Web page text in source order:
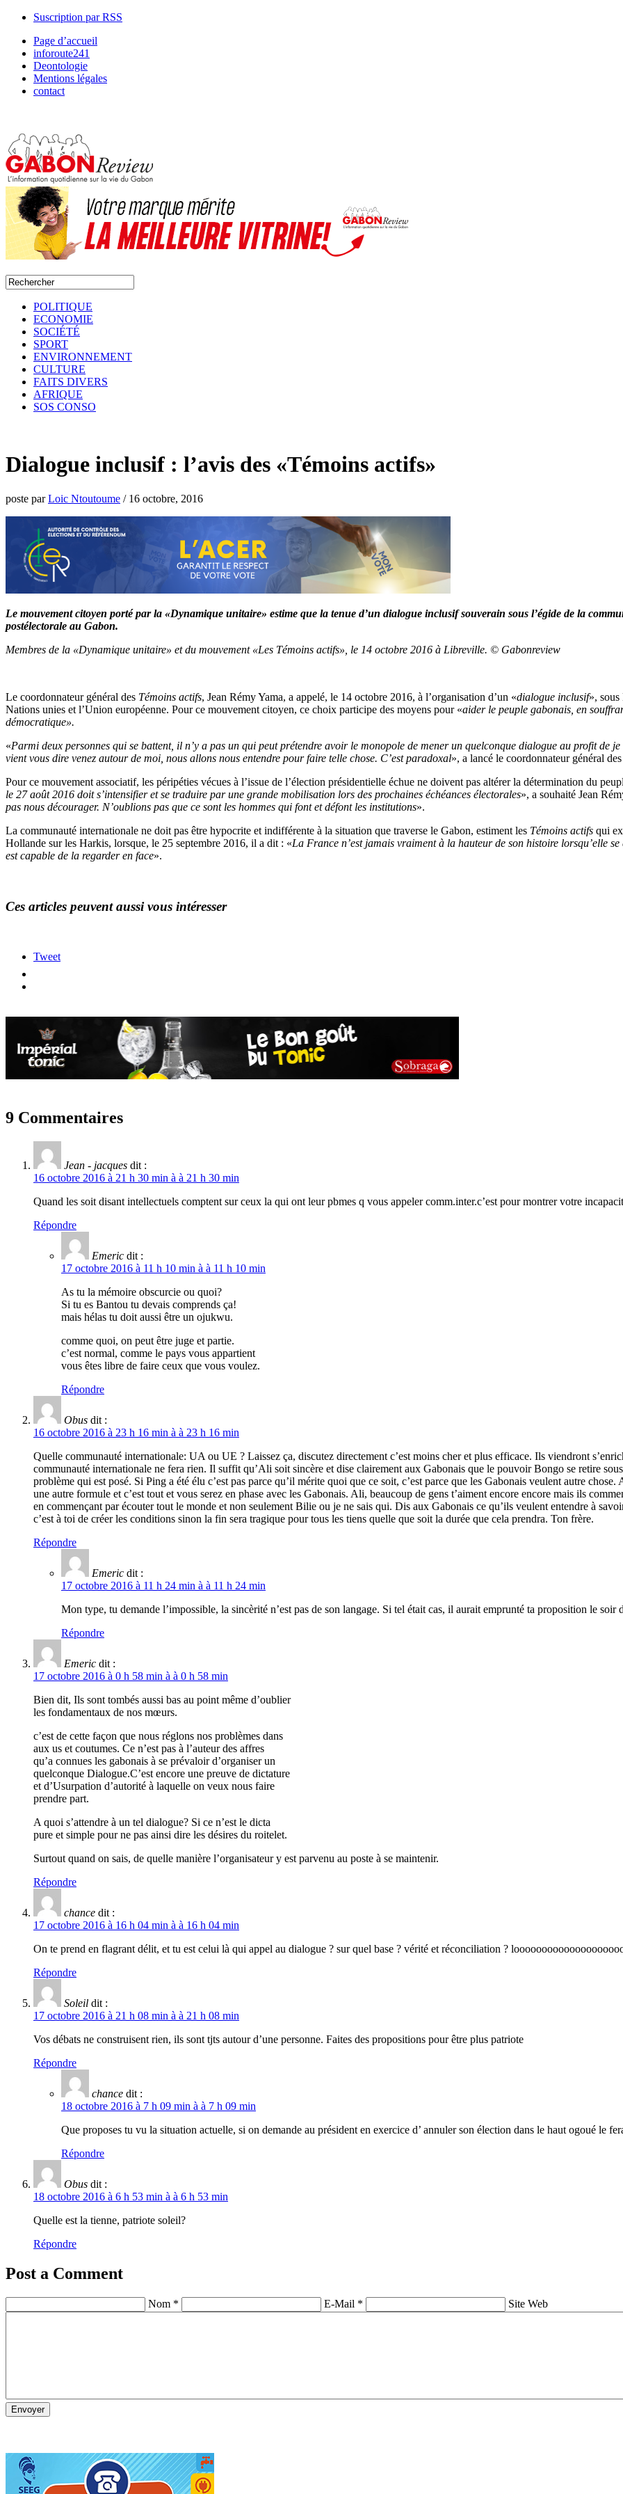
Suscription par RSS
Page d’accueil
inforoute241
Deontologie
Mentions légales
contact
POLITIQUE
ECONOMIE
SOCIÉTÉ
SPORT
ENVIRONNEMENT
CULTURE
FAITS DIVERS
AFRIQUE
SOS CONSO
Dialogue inclusif : l’avis des «Témoins actifs»
poste parLoic Ntoutoume / 16 octobre, 2016
Le mouvement citoyen porté par la «Dynamique unitaire» estime que la tenue d’un dialogue inclusif souverain sous l’égide de la
postélectorale au Gabon.
Membres de la «Dynamique unitaire» et du mouvement «Les Témoins actifs», le 14 octobre 2016 à Libreville. © Gabonreview
Le coordonnateur général des Témoins actifs, Jean Rémy Yama, a appelé, le 14 octobre 2016, à l’organisation d’un «dialogue inclusif», sous
Nations unies et l’Union européenne. Pour ce mouvement citoyen, ce choix participe des moyens pour «aider le peuple gabonais, en
démocratique».
«Parmi deux personnes qui se battent, il n’y a pas un qui peut prétendre avoir le monopole de mener un quelconque dialogue au profit de
vient vous dire venez autour de moi, nous allons nous entendre pour faire telle chose. C’est paradoxal», a lancé le coordonnateur général
Pour ce mouvement associatif, les péripéties vécues à l’issue de l’élection présidentielle échue ne doivent pas altérer la détermination du
le 27 août 2016 doit s’intensifier et se traduire par une grande mobilisation lors des prochaines échéances électorales», a souhaité Jean
pas nous décourager. N’oublions pas que ce sont les hommes qui font et défont les institutions».
La communauté internationale ne doit pas être hypocrite et indifférente à la situation que traverse le Gabon, estiment les Témoins actifs qui
Hollande sur les Harkis, lorsque, le 25 septembre 2016, il a dit : «La France n’est jamais vraiment à la hauteur de son histoire lorsqu’elle
est capable de la regarder en face».
Ces articles peuvent aussi vous intéresser
Tweet
9 Commentaires
Jean - jacques dit :
16 octobre 2016 à 21 h 30 min à à 21 h 30 min
Quand les soit disant intellectuels comptent sur ceux la qui ont leur pbmes q vous appeler comm.inter.c’est pour montrer votre
Répondre
Emeric dit :
17 octobre 2016 à 11 h 10 min à à 11 h 10 min
As tu la mémoire obscurcie ou quoi?
Si tu es Bantou tu devais comprends ça!
mais hélas tu doit aussi être un ojukwu.
comme quoi, on peut être juge et partie.
c’est normal, comme le pays vous appartient
vous êtes libre de faire ceux que vous voulez.
Répondre
Obus dit :
16 octobre 2016 à 23 h 16 min à à 23 h 16 min
Quelle communauté internationale: UA ou UE ? Laissez ça, discutez directement c’est moins cher et plus efficace. Ils viendront
communauté internationale ne fera rien. Il suffit qu’Ali soit sincère et dise clairement aux Gabonais que le pouvoir Bongo se retire
problème qui est posé. Si Ping a été élu c’est pas parce qu’il mérite quoi que ce soit, c’est parce que les Gabonais veulent autre
une autre formule et c’est tout et vous serez en phase avec les Gabonais. Ali, beaucoup de gens t’aiment encore encore mais ils
en commençant par écouter tout le monde et non seulement Bilie ou je ne sais qui. Dis aux Gabonais ce qu’ils veulent entendre à
c’est à toi de créer les conditions sinon la fin sera tragique pour tous les tiens quelle que soit la durée que cela prendra. Ton frère.
Répondre
Emeric dit :
17 octobre 2016 à 11 h 24 min à à 11 h 24 min
Mon type, tu demande l’impossible, la sincèrité n’est pas de son langage. Si tel était cas, il aurait emprunté ta proposition le
Répondre
Emeric dit :
17 octobre 2016 à 0 h 58 min à à 0 h 58 min
Bien dit, Ils sont tombés aussi bas au point même d’oublier
les fondamentaux de nos mœurs.
c’est de cette façon que nous réglons nos problèmes dans
aux us et coutumes. Ce n’est pas à l’auteur des affres
qu’a connues les gabonais à se prévaloir d’organiser un
quelconque Dialogue.C’est encore une preuve de dictature
et d’Usurpation d’autorité à laquelle on veux nous faire
prendre part.
A quoi s’attendre à un tel dialogue? Si ce n’est le dicta
pure et simple pour ne pas ainsi dire les désires du roitelet.
Surtout quand on sais, de quelle manière l’organisateur y est parvenu au poste à se maintenir.
Répondre
chance dit :
17 octobre 2016 à 16 h 04 min à à 16 h 04 min
On te prend en flagrant délit, et tu est celui là qui appel au dialogue ? sur quel base ? vérité et réconciliation ?
Répondre
Soleil dit :
17 octobre 2016 à 21 h 08 min à à 21 h 08 min
Vos débats ne construisent rien, ils sont tjts autour d’une personne. Faites des propositions pour être plus patriote
Répondre
chance dit :
18 octobre 2016 à 7 h 09 min à à 7 h 09 min
Que proposes tu vu la situation actuelle, si on demande au président en exercice d’ annuler son élection dans le haut ogoué le
Répondre
Obus dit :
18 octobre 2016 à 6 h 53 min à à 6 h 53 min
Quelle est la tienne, patriote soleil?
Répondre
Post a Comment
Nom * E-Mail * Site Web